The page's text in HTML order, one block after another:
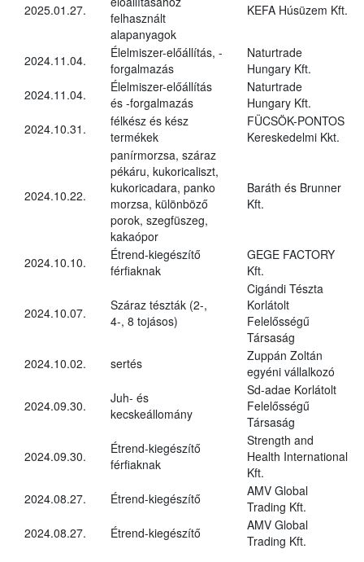
2025.01.27.
felhasznált
alapanyagok
KEFA Húsüzem Kft.
2024.11.04.
Élelmiszer-előállítás, -
forgalmazás
Naturtrade
Hungary Kft.
2024.11.04.
Élelmiszer-előállítás
és -forgalmazás
Naturtrade
Hungary Kft.
2024.10.31.
félkész és kész
termékek
FÜCSÖK-PONTOS
Kereskedelmi Kkt.
2024.10.22.
panírmorzsa, száraz
pékáru, kukoricaliszt,
kukoricadara, panko
morzsa, különböző
porok, szegfüszeg,
kakaópor
Baráth és Brunner
Kft.
2024.10.10.
Étrend-kiegészítő
férfiaknak
GEGE FACTORY
Kft.
2024.10.07.
Száraz tészták (2-,
4-, 8 tojásos)
Cigándi Tészta
Korlátolt
Felelősségű
Társaság
2024.10.02.
sertés
Zuppán Zoltán
egyéni vállalkozó
2024.09.30.
Juh- és
kecskeállomány
Sd-adae Korlátolt
Felelősségű
Társaság
2024.09.30.
Étrend-kiegészítő
férfiaknak
Strength and
Health International
Kft.
2024.08.27.
Étrend-kiegészítő
AMV Global
Trading Kft.
2024.08.27.
Étrend-kiegészítő
AMV Global
Trading Kft.